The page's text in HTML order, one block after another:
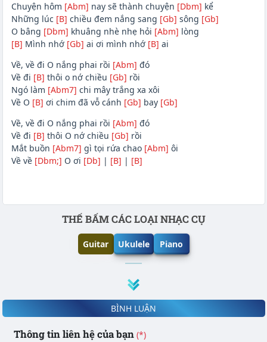
Chuyện hôm [Abm] nay sẽ thành chuyện [Dbm] kể
Những lúc [B] chiều đem nắng sang [Gb] sông [Gb]
O bâng [Dbm] khuâng nhè nhẹ hỏi [Abm] lòng
[B] Mình nhớ [Gb] ai ơi mình nhớ [B] ai
Về, về đi O nắng phai rồi [Abm] đó
Về đi [B] thôi o nớ chiều [Gb] rồi
Ngó làm [Abm7] chi mây trắng xa xôi
Về O [B] ơi chim đã vỗ cánh [Gb] bay [Gb]
Về, về đi O nắng phai rồi [Abm] đó
Về đi [B] thôi O nớ chiều [Gb] rồi
Mắt buồn [Abm7] gì tọi rứa chao [Abm] ôi
Về về [Dbm;] O ơi [Db] | [B] | [B]
Phần nội dungTHẾ BẤM CÁC LOẠI NHẠC CỤ
Guitar Ukulele Piano
BÌNH LUẬN
Thông tin liên hệ của bạn (*)